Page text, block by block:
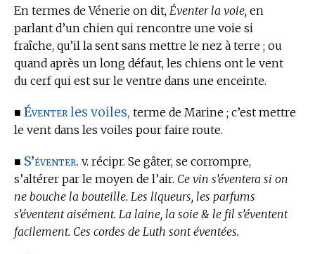
En termes de Vénerie on dit, Éventer la voie, en
parlant d’un chien qui rencontre une voie si
fraîche, qu’il la sent sans mettre le nez à terre ; ou
quand après un long défaut, les chiens ont le vent
du cerf qui est sur le ventre dans une enceinte.
■ Éventerles voiles, terme de Marine ; c’est mettre
le vent dans les voiles pour faire route.
■ S’éventer. v. récipr. Se gâter, se corrompre,
s’altérer par le moyen de l’air. Ce vin s’éventera si on
ne bouche la bouteille. Les liqueurs, les parfums
s’éventent aisément. La laine, la soie & le fil s’éventent
facilement. Ces cordes de Luth sont éventées.